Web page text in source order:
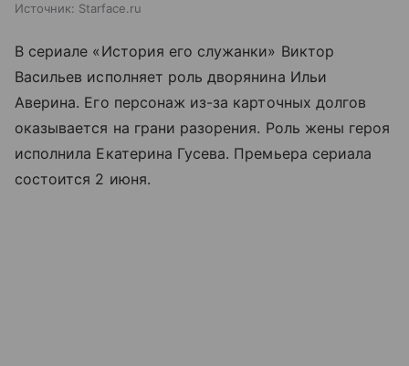
Источник: Starface.ru
В сериале «История его служанки» Виктор
Васильев исполняет роль дворянина Ильи
Аверина. Его персонаж из-за карточных долгов
оказывается на грани разорения. Роль жены героя
исполнила Екатерина Гусева. Премьера сериала
состоится 2 июня.